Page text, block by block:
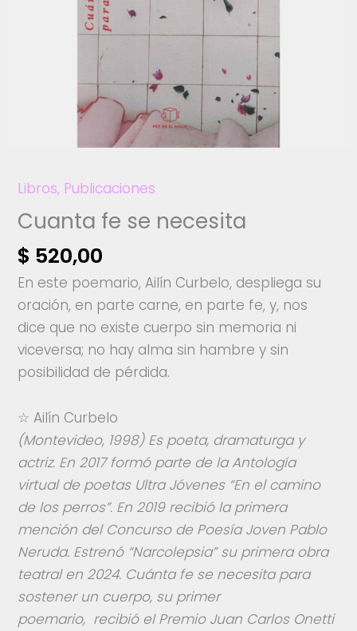
Libros, Publicaciones
Cuanta fe se necesita
$ 520,00
En este poemario, Ailín Curbelo, despliega su
oración, en parte carne, en parte fe, y, nos
dice que no existe cuerpo sin memoria ni
viceversa; no hay alma sin hambre y sin
posibilidad de pérdida.
☆ Ailín Curbelo
(Montevideo, 1998) Es poeta, dramaturga y
actriz. En 2017 formó parte de la Antología
virtual de poetas Ultra Jóvenes “En el camino
de los perros”. En 2019 recibió la primera
mención del Concurso de Poesía Joven Pablo
Neruda. Estrenó “Narcolepsia” su primera obra
teatral en 2024. Cuánta fe se necesita para
sostener un cuerpo, su primer
poemario, recibió el Premio Juan Carlos Onetti